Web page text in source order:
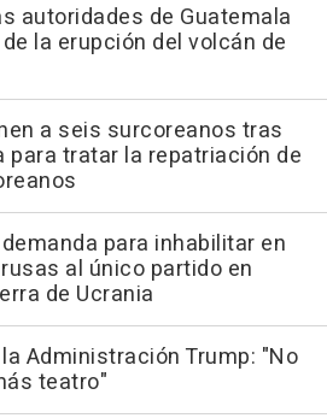
autoridades de Guatemala
la erupción del volcán de
a seis surcoreanos tras
para tratar la repatriación de
para inhabilitar en
al único partido en
de Ucrania
Administración Trump: "No
teatro"